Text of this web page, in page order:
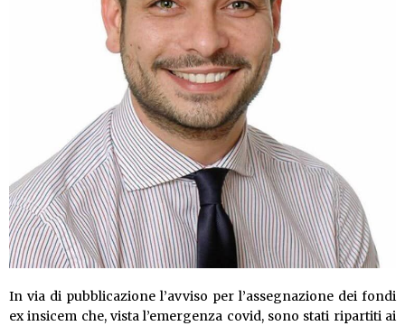
In via di pubblicazione l’avviso per l’assegnazione dei fondi
ex insicem che, vista l’emergenza covid, sono stati ripartiti ai